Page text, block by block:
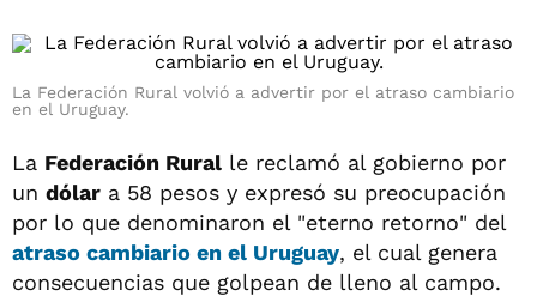
La Federación Rural volvió a advertir por el atraso cambiario
en el Uruguay.
La Federación Rural le reclamó al gobierno por
un dólar a 58 pesos y expresó su preocupación
por lo que denominaron el "eterno retorno" del
atraso cambiario en el Uruguay, el cual genera
consecuencias que golpean de lleno al campo.